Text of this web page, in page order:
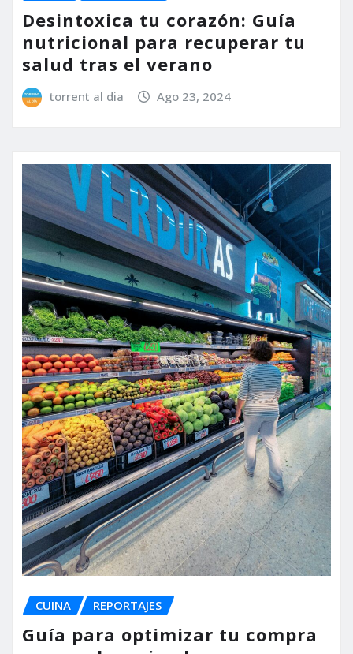
Desintoxica tu corazón: Guía
nutricional para recuperar tu
salud tras el verano
torrent al dia Ago 23, 2024
CUINA REPORTAJES
Guía para optimizar tu compra